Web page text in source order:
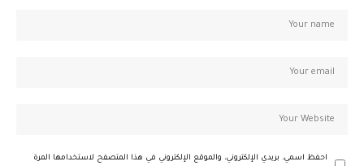
احفظ اسمي، بريدي الإلكتروني، والموقع الإلكتروني في هذا المتصفح لاستخدامها المرة